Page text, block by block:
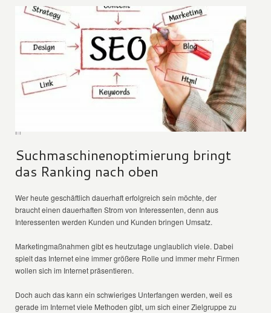
Suchmaschinenoptimierung bringt
das Ranking nach oben
Wer heute geschäftlich dauerhaft erfolgreich sein möchte, der
braucht einen dauerhaften Strom von Interessenten, denn aus
Interessenten werden Kunden und Kunden bringen Umsatz.
Marketingmaßnahmen gibt es heutzutage unglaublich viele. Dabei
spielt das Internet eine immer größere Rolle und immer mehr Firmen
wollen sich im Internet präsentieren.
Doch auch das kann ein schwieriges Unterfangen werden, weil es
gerade im Internet viele Methoden gibt, um sich einer Zielgruppe zu